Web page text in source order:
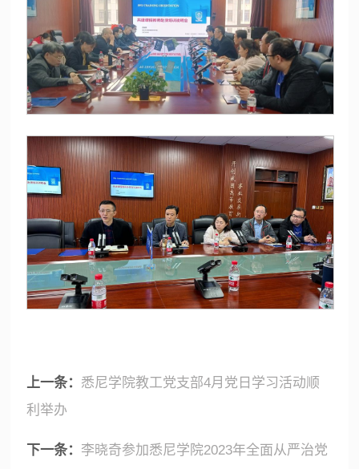
上一条： 悉尼学院教工党支部4月党日学习活动顺
利举办
下一条： 李晓奇参加悉尼学院2023年全面从严治党